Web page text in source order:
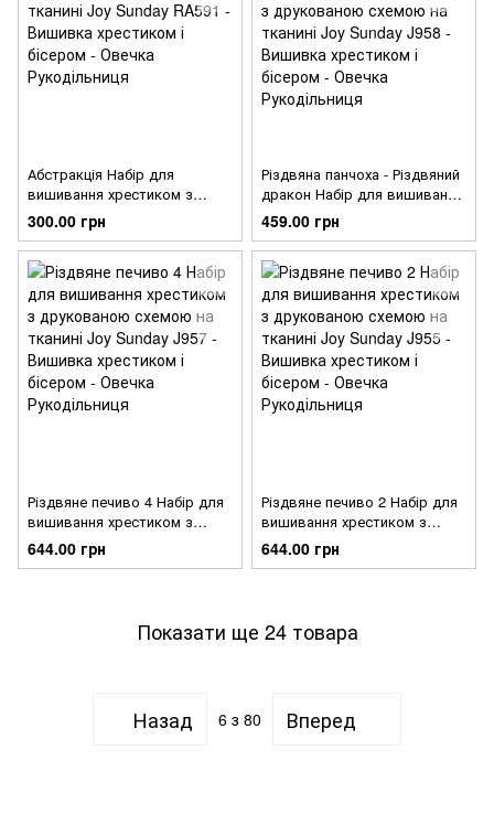
Абстракція Набір для
вишивання хрестиком з
друкованою схемою на
тканині Joy Sunday RA591
300.00 грн
Різдвяна панчоха - Різдвяний
дракон Набір для вишивання
хрестиком з друкованою
схемою на тканині Joy
Sunday J958
459.00 грн
Різдвяне печиво 4 Набір для
вишивання хрестиком з
друкованою схемою на
тканині Joy Sunday J957
644.00 грн
Різдвяне печиво 2 Набір для
вишивання хрестиком з
друкованою схемою на
тканині Joy Sunday J955
644.00 грн
Показати ще 24 товара
Назад 6 з 80 Вперед